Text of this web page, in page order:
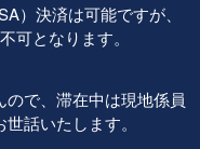
）決済は可能ですが、
可となります。
で、滞在中は現地係員
話いたします。